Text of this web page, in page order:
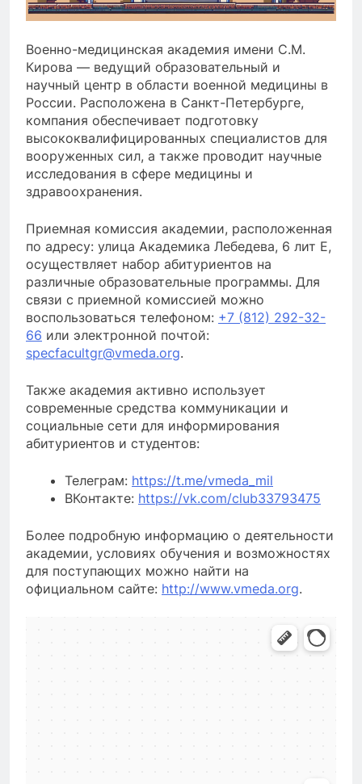
Военно-медицинская академия имени С.M.
Кирова — ведущий образовательный и
научный центр в области военной медицины в
России. Расположена в Санкт-Петербурге,
компания обеспечивает подготовку
высококвалифицированных специалистов для
вооруженных сил, а также проводит научные
исследования в сфере медицины и
здравоохранения.
Приемная комиссия академии, расположенная
по адресу: улица Академика Лебедева, 6 лит Е,
осуществляет набор абитуриентов на
различные образовательные программы. Для
связи с приемной комиссией можно
воспользоваться телефоном: +7 (812) 292-32-
66 или электронной почтой:
specfacultgr@vmeda.org.
Также академия активно использует
современные средства коммуникации и
социальные сети для информирования
абитуриентов и студентов:
Телеграм: https://t.me/vmeda_mil
ВКонтакте: https://vk.com/club33793475
Более подробную информацию о деятельности
академии, условиях обучения и возможностях
для поступающих можно найти на
официальном сайте: http://www.vmeda.org.